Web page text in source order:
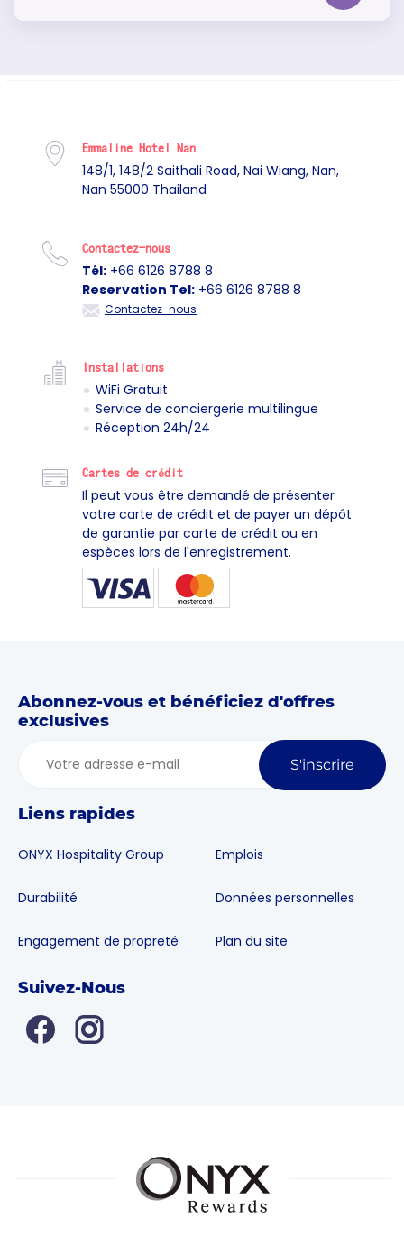
Emmaline Hotel Nan
148/1, 148/2 Saithali Road, Nai Wiang, Nan,
Nan 55000 Thailand
Contactez-nous
Tél: +66 6126 8788 8
Reservation Tel: +66 6126 8788 8
Contactez-nous
Installations
WiFi Gratuit
Service de conciergerie multilingue
Réception 24h/24
Cartes de crédit
Il peut vous être demandé de présenter
votre carte de crédit et de payer un dépôt
de garantie par carte de crédit ou en
espèces lors de l'enregistrement.
Abonnez-vous et bénéficiez d'offres
exclusives
S'inscrire
Liens rapides
ONYX Hospitality Group
Durabilité
Engagement de propreté
Emplois
Données personnelles
Plan du site
Suivez-Nous